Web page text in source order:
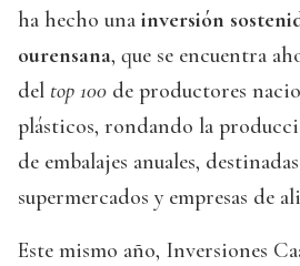
ha hecho una inversión
ourensana, que se encuentra
del top 100 de productores
plásticos, rondando la
de embalajes anuales,
supermercados y empresas de
Este mismo año, Inversiones